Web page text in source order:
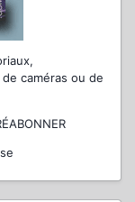
caméras ou de